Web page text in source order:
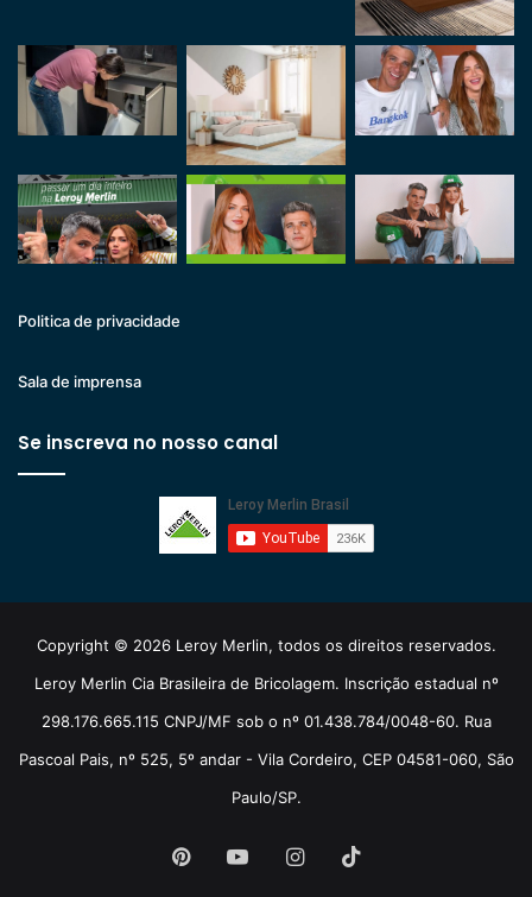
Politica de privacidade
Sala de imprensa
Se inscreva no nosso canal
Copyright © 2026 Leroy Merlin, todos os direitos reservados.
Leroy Merlin Cia Brasileira de Bricolagem. Inscrição estadual nº
298.176.665.115 CNPJ/MF sob o nº 01.438.784/0048-60. Rua
Pascoal Pais, nº 525, 5º andar - Vila Cordeiro, CEP 04581-060, São
Paulo/SP.
PinterestYouTubeInstagram